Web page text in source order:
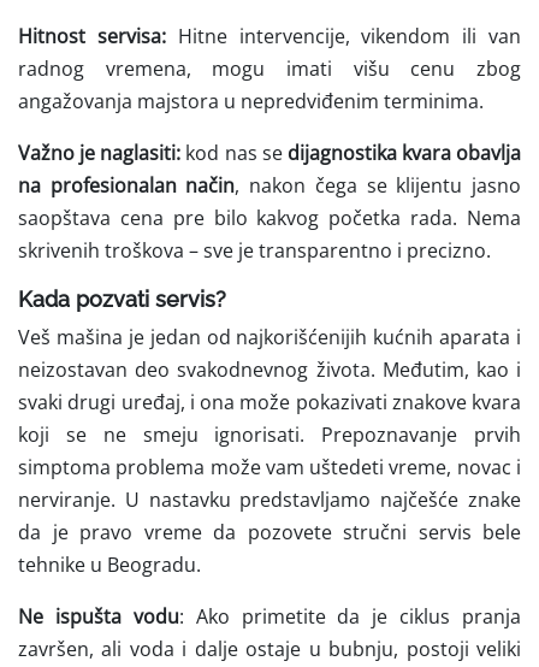
Hitnost servisa:Hitne intervencije, vikendom ili van
radnog vremena, mogu imati višu cenu zbog
angažovanja majstora u nepredviđenim terminima.
Važno je naglasiti: kod nas se dijagnostika kvara obavlja
na profesionalan način, nakon čega se klijentu jasno
saopštava cena pre bilo kakvog početka rada. Nema
skrivenih troškova – sve je transparentno i precizno.
Kada pozvati servis?
Veš mašina je jedan od najkorišćenijih kućnih aparata i
neizostavan deo svakodnevnog života. Međutim, kao i
svaki drugi uređaj, i ona može pokazivati znakove kvara
koji se ne smeju ignorisati. Prepoznavanje prvih
simptoma problema može vam uštedeti vreme, novac i
nerviranje. U nastavku predstavljamo najčešće znake
da je pravo vreme da pozovete stručni servis bele
tehnike u Beogradu.
Ne ispušta vodu: Ako primetite da je ciklus pranja
završen, ali voda i dalje ostaje u bubnju, postoji veliki